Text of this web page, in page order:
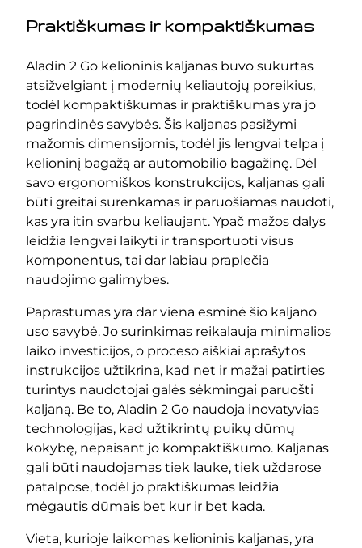
Praktiškumas ir kompaktiškumas
Aladin 2 Go kelioninis kaljanas buvo sukurtas
atsižvelgiant į modernių keliautojų poreikius,
todėl kompaktiškumas ir praktiškumas yra jo
pagrindinės savybės. Šis kaljanas pasižymi
mažomis dimensijomis, todėl jis lengvai telpa į
kelioninį bagažą ar automobilio bagažinę. Dėl
savo ergonomiškos konstrukcijos, kaljanas gali
būti greitai surenkamas ir paruošiamas naudoti,
kas yra itin svarbu keliaujant. Ypač mažos dalys
leidžia lengvai laikyti ir transportuoti visus
komponentus, tai dar labiau praplečia
naudojimo galimybes.
Paprastumas yra dar viena esminė šio kaljano
uso savybė. Jo surinkimas reikalauja minimalios
laiko investicijos, o proceso aiškiai aprašytos
instrukcijos užtikrina, kad net ir mažai patirties
turintys naudotojai galės sėkmingai paruošti
kaljaną. Be to, Aladin 2 Go naudoja inovatyvias
technologijas, kad užtikrintų puikų dūmų
kokybę, nepaisant jo kompaktiškumo. Kaljanas
gali būti naudojamas tiek lauke, tiek uždarose
patalpose, todėl jo praktiškumas leidžia
mėgautis dūmais bet kur ir bet kada.
Vieta, kurioje laikomas kelioninis kaljanas, yra